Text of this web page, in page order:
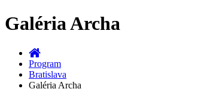
Galéria Archa
Program
Bratislava
Galéria Archa